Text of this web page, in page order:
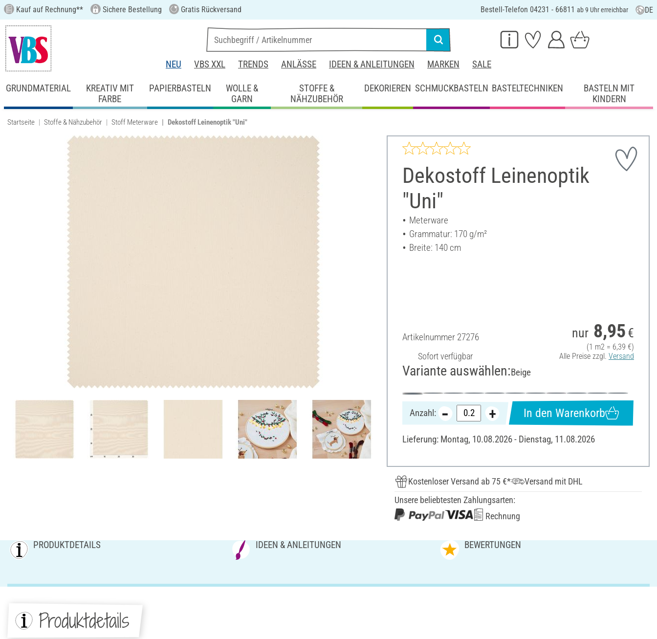
Kauf auf Rechnung** Sichere Bestellung Gratis Rückversand Bestell-Telefon 04231 - 66811 ab 9 Uhr erreichbar DE
NEU VBS XXL TRENDS ANLÄSSE IDEEN & ANLEITUNGEN MARKEN SALE
GRUNDMATERIAL
KREATIV MIT
FARBE
PAPIERBASTELN
WOLLE &
GARN
STOFFE &
NÄHZUBEHÖR
DEKORIEREN SCHMUCKBASTELN BASTELTECHNIKEN
BASTELN MIT
KINDERN
Startseite Stoffe & Nähzubehör Stoff Meterware Dekostoff Leinenoptik "Uni"
Dekostoff Leinenoptik
"Uni"
Meterware
Grammatur: 170 g/m²
Breite: 140 cm
Artikelnummer 27276
Sofort verfügbar
nur 8,95 €
(1 m2 = 6,39 €)
Alle Preise zzgl. Versand
Variante auswählen:Beige
Anzahl: In den Warenkorb
Lieferung: Montag, 10.08.2026 - Dienstag, 11.08.2026
Kostenloser Versand ab 75 €*
Versand mit DHL
Unsere beliebtesten Zahlungsarten:
Rechnung
PRODUKTDETAILS IDEEN & ANLEITUNGEN BEWERTUNGEN
Produktdetails